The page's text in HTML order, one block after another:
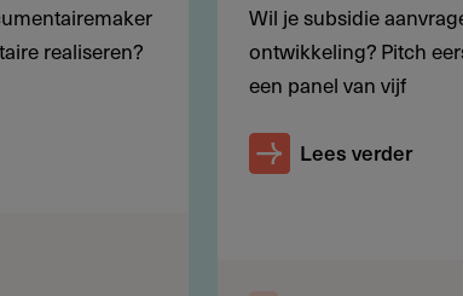
realiseren?
Wil je subsidie
ontwikkeling? Pitch
een panel van vijf
Lees verder